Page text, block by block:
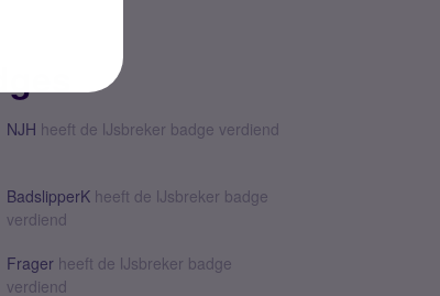
NJH heeft de IJsbreker badge verdiend
BadslipperK heeft de IJsbreker badge
verdiend
Frager heeft de IJsbreker badge
verdiend